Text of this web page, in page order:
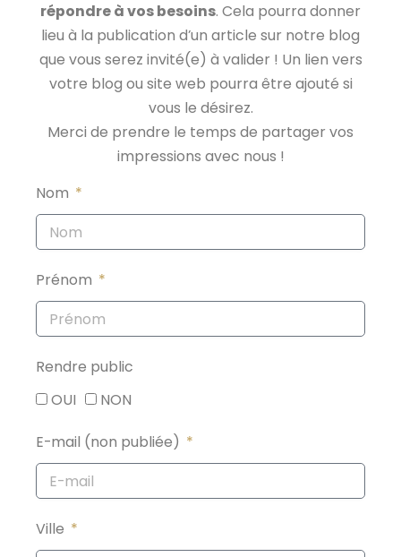
répondre à vos besoins. Cela pourra donner
lieu à la publication d’un article sur notre blog
que vous serez invité(e) à valider ! Un lien vers
votre blog ou site web pourra être ajouté si
vous le désirez.
Merci de prendre le temps de partager vos
impressions avec nous !
Nom
Prénom
Rendre public
OUI
NON
E-mail (non publiée)
Ville